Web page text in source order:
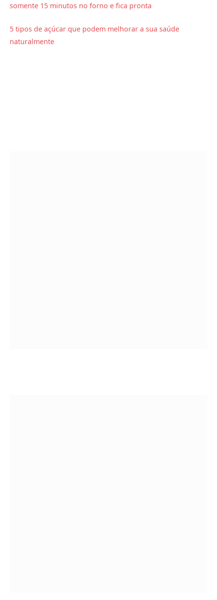
somente 15 minutos no forno e fica pronta
5 tipos de açúcar que podem melhorar a sua saúde
naturalmente